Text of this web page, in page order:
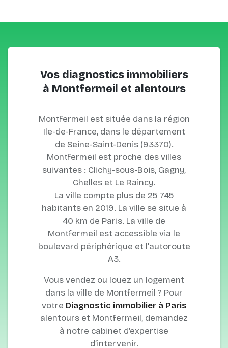
Vos diagnostics immobiliers
à Montfermeil et alentours
Montfermeil est située dans la région
Ile-de-France, dans le département
de Seine-Saint-Denis (93370).
Montfermeil est proche des villes
suivantes : Clichy-sous-Bois, Gagny,
Chelles et Le Raincy.
La ville compte plus de 25 745
habitants en 2019. La ville se situe à
40 km de Paris. La ville de
Montfermeil est accessible via le
boulevard périphérique et l'autoroute
A3.
Vous vendez ou louez un logement
dans la ville de Montfermeil ? Pour
votre Diagnostic immobilier à Paris
alentours et Montfermeil, demandez
à notre cabinet d’expertise
d’intervenir.